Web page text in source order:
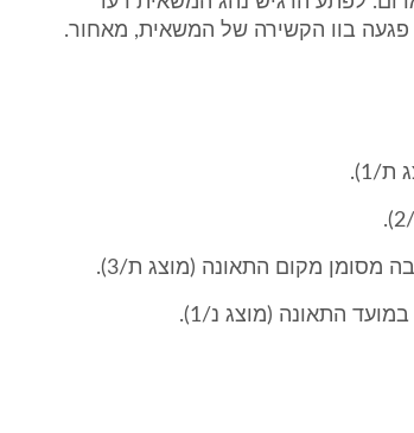
בוו הקשירה של המשאית, מאחור.
1).
מסומן מקום התאונה (מוצג ת/3).
התאונה (מוצג נ/1).